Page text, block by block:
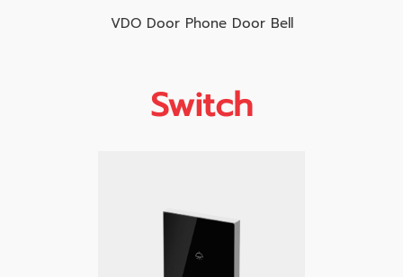
VDO Door Phone Door Bell
Switch